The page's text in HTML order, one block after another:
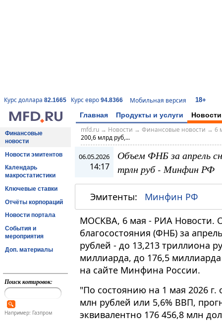
Курс доллара 82.1665 Курс евро 94.8366 Мобильная версия 18+
Главная Продукты и услуги Новости
Финансовые
новости
Новости эмитентов
Календарь
макростатистики
Ключевые ставки
Отчёты корпораций
Новости портала
События и
мероприятия
Доп. материалы
Поиск котировок:
Например: Газпром
mfd.ru→ Новости → Финансовые новости → 6
200,6 млрд руб,...
06.05.2026
14:17
Объем ФНБ за апрель
трлн руб - Минфин РФ
Эмитенты: Минфин РФ
МОСКВА, 6 мая - РИА Новости.
благосостояния (ФНБ) за
рублей - до 13,213 триллиона
миллиарда, до 176,5
на сайте Минфина России.
"По состоянию на 1 мая 2026
млн рублей или 5,6% ВВП,
эквивалентно 176 456,8 млн